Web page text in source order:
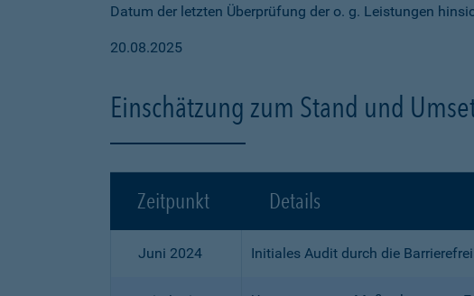
Datum der letzten Überprüfung der o. g. Leistungen
20.08.2025
Einschätzung zum Stand und
Zeitpunkt Details
Juni 2024 Initiales Audit durch die